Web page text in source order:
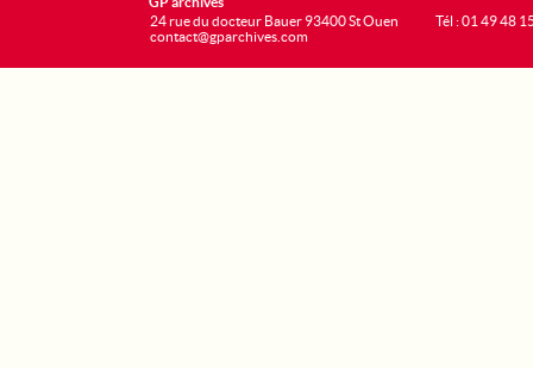
24 rue du docteur Bauer 93400 St Ouen
contact@gparchives.com
Tél : 01 49 48